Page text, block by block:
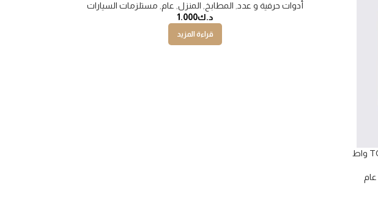
عام
أدوات حرفية و عدد المطابخ المنزل عام مستلزمات السيارات
د.ك1.000
قراءة المزيد